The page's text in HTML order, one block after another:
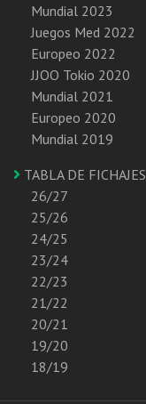
Mundial 2023
Juegos Med 2022
Europeo 2022
JJOO Tokio 2020
Mundial 2021
Europeo 2020
Mundial 2019
TABLA DE FICHAJES
26/27
25/26
24/25
23/24
22/23
21/22
20/21
19/20
18/19